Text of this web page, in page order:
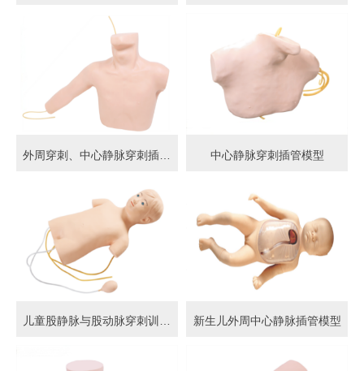
外周穿刺、中心静脉穿刺插管模型 中心静脉穿刺插管模型
儿童股静脉与股动脉穿刺训练模型 新生儿外周中心静脉插管模型